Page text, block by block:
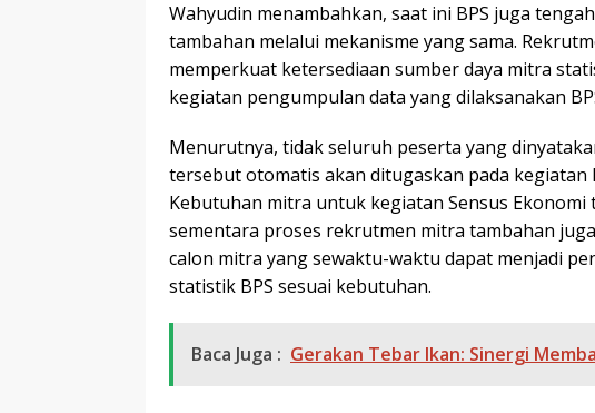
Wahyudin menambahkan, saat ini BPS juga
tambahan melalui mekanisme yang sama.
memperkuat ketersediaan sumber daya mitra
kegiatan pengumpulan data yang dilaksanakan
Menurutnya, tidak seluruh peserta yang
tersebut otomatis akan ditugaskan pada kegiatan
Kebutuhan mitra untuk kegiatan Sensus
sementara proses rekrutmen mitra tambahan
calon mitra yang sewaktu-waktu dapat menjadi
statistik BPS sesuai kebutuhan.
Baca Juga : Gerakan Tebar Ikan: Sinergi